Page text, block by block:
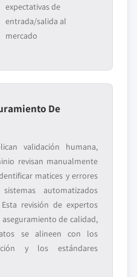
expectativas de
entrada/salida al
mercado
De
validación humana,
revisan manualmente
matices y errores
automatizados
revisión de expertos
de calidad,
se alineen con los
y los estándares